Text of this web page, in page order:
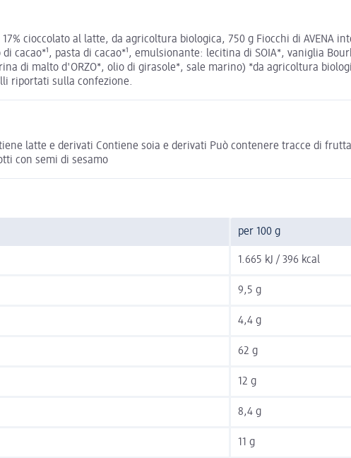
cioccolato al latte, da agricoltura biologica, 750 g Fiocchi di AVENA
cacao*¹, pasta di cacao*¹, emulsionante: lecitina di SOIA*, vaniglia
di malto d'ORZO*, olio di girasole*, sale marino) *da agricoltura
riportati sulla confezione.
latte e derivati Contiene soia e derivati Può contenere tracce di
con semi di sesamo
per 100 g
1.665 kJ / 396 kcal
9,5 g
4,4 g
62 g
12 g
8,4 g
11 g